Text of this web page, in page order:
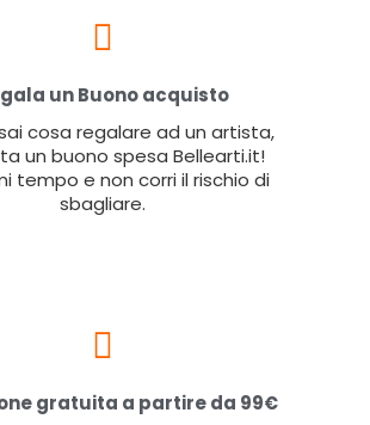
un Buono acquisto
cosa regalare ad un artista,
un buono spesa Bellearti.it!
tempo e non corri il rischio di
sbagliare.
gratuita a partire da 99€